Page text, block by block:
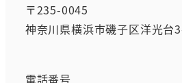
〒235-0045
神奈川県横浜市磯子区洋光台
電話番号